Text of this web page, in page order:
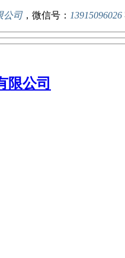
公司，微信号： 13915096026
限公司